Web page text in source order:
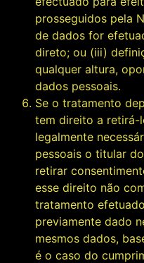
prosseguidos pela
de dados for
direto; ou (iii)
qualquer altura,
dados pessoais.
Se o tratamento
tem direito a retirá-
legalmente
pessoais o titular
retirar
esse direito não
tratamento
previamente dado
mesmos dados,
é o caso do